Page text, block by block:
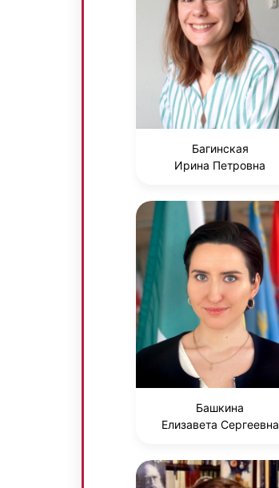
Багинская
Ирина Петровна
Башкина
Елизавета Сергеевна